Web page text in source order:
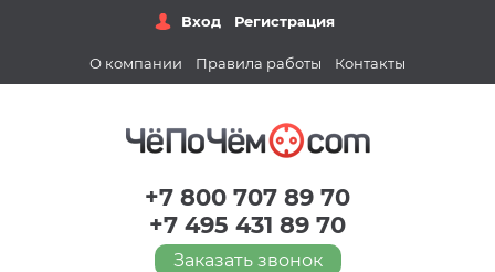
Вход Регистрация
О компании Правила работы Контакты
+7 800 707 89 70
+7 495 431 89 70
Заказать звонок